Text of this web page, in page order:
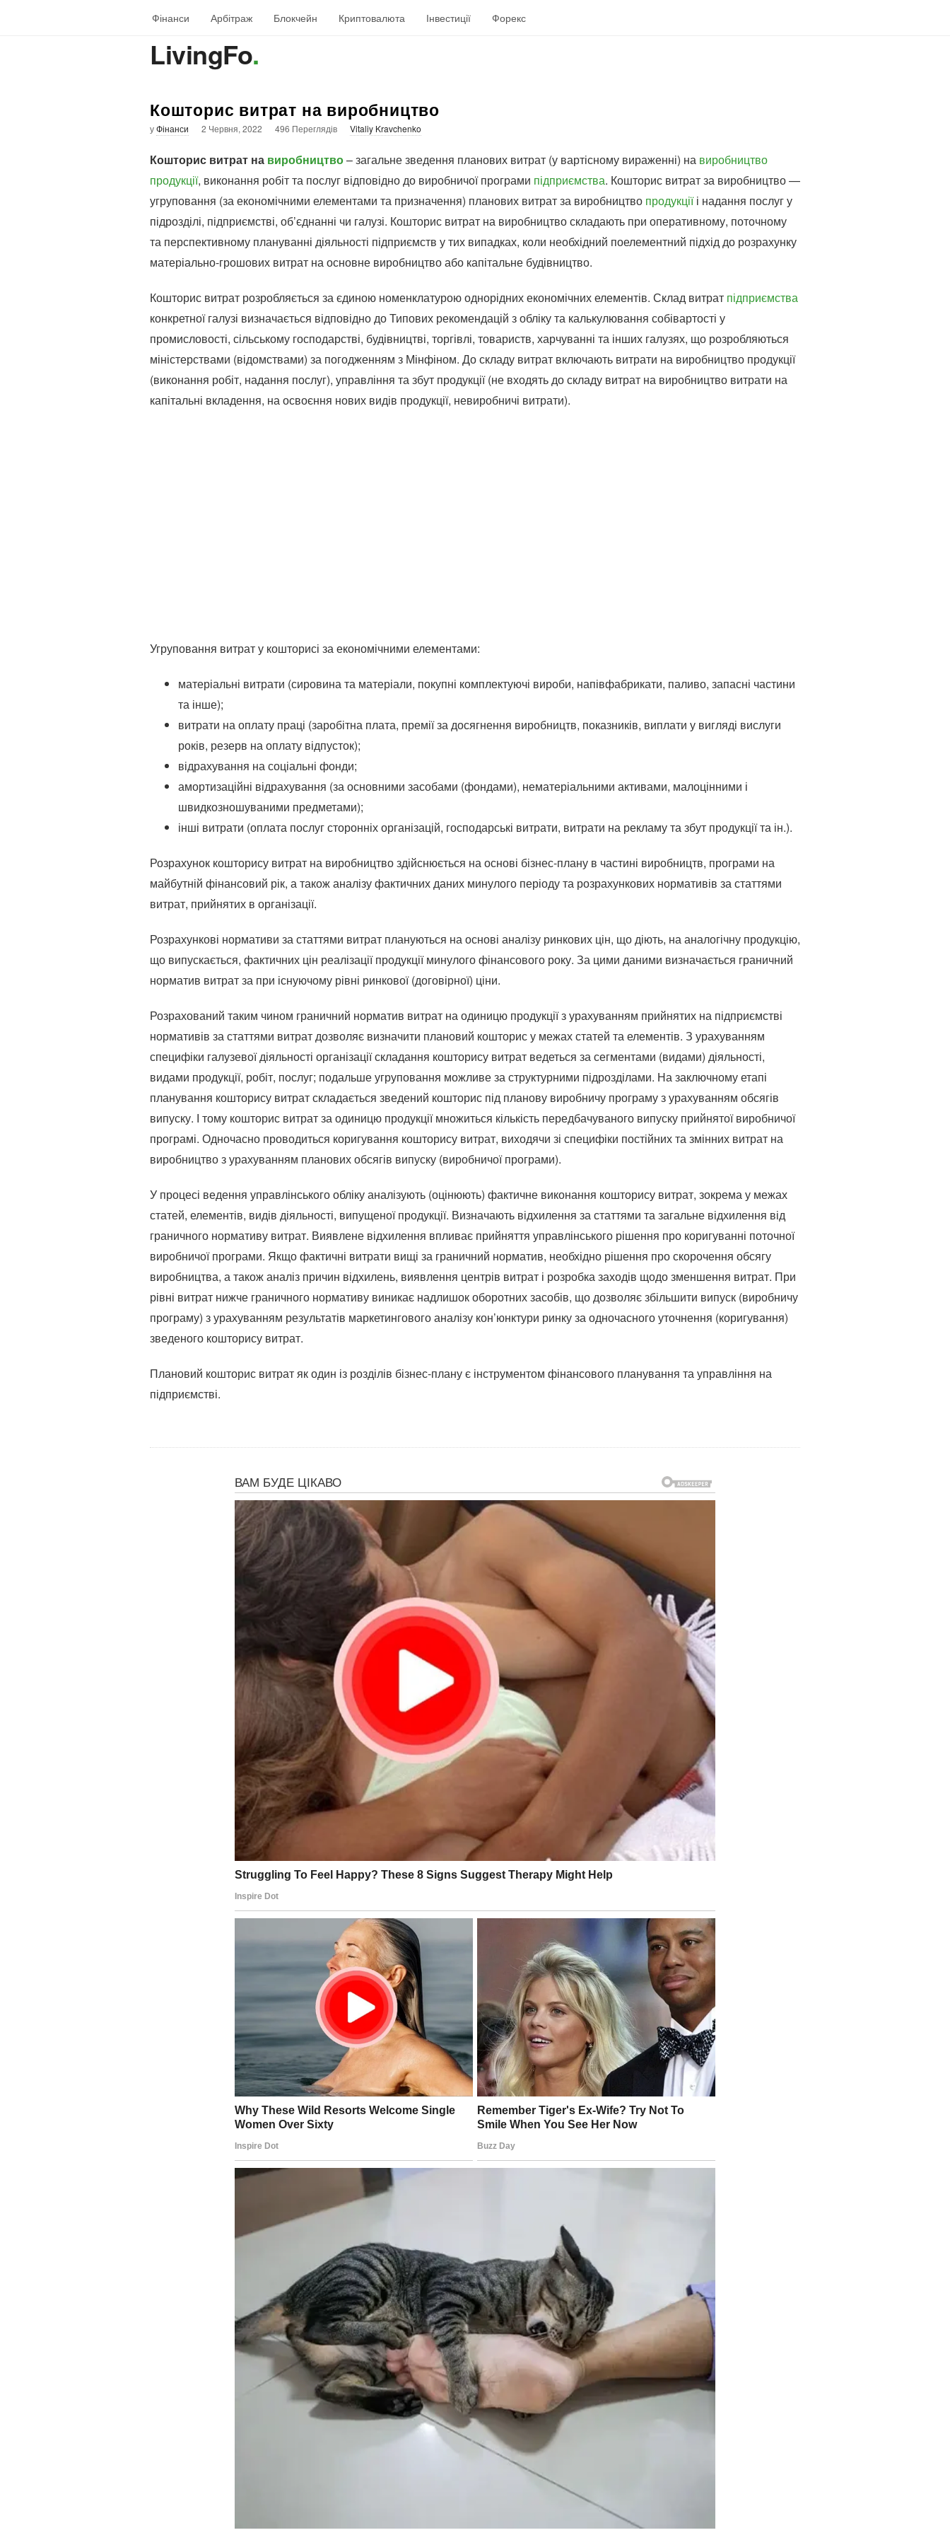
Фінанси Арбітраж Блокчейн Криптовалюта Інвестиції Форекс
LivingFo.
Кошторис витрат на виробництво
уФінанси 2 Червня, 2022 496 Переглядів Vitaliy Kravchenko
Кошторис витрат на виробництво– загальне зведення планових витрат (у вартісному вираженні) на виробництво
продукції, виконання робіт та послуг відповідно до виробничої програми підприємства. Кошторис витрат за виробництво —
угруповання (за економічними елементами та призначення) планових витрат за виробництво продукціїі надання послуг у
підрозділі, підприємстві, об’єднанні чи галузі. Кошторис витрат на виробництво складають при оперативному, поточному
та перспективному плануванні діяльності підприємств у тих випадках, коли необхідний поелементний підхід до розрахунку
матеріально-грошових витрат на основне виробництво або капітальне будівництво.
Кошторис витрат розробляється за єдиною номенклатурою однорідних економічних елементів. Склад витрат підприємства
конкретної галузі визначається відповідно до Типових рекомендацій з обліку та калькулювання собівартості у
промисловості, сільському господарстві, будівництві, торгівлі, товариств, харчуванні та інших галузях, що розробляються
міністерствами (відомствами) за погодженням з Мінфіном. До складу витрат включають витрати на виробництво продукції
(виконання робіт, надання послуг), управління та збут продукції (не входять до складу витрат на виробництво витрати на
капітальні вкладення, на освоєння нових видів продукції, невиробничі витрати).
Угруповання витрат у кошторисі за економічними елементами:
матеріальні витрати (сировина та матеріали, покупні комплектуючі вироби, напівфабрикати, паливо, запасні частини
та інше);
витрати на оплату праці (заробітна плата, премії за досягнення виробництв, показників, виплати у вигляді вислуги
років, резерв на оплату відпусток);
відрахування на соціальні фонди;
амортизаційні відрахування (за основними засобами (фондами), нематеріальними активами, малоцінними і
швидкозношуваними предметами);
інші витрати (оплата послуг сторонніх організацій, господарські витрати, витрати на рекламу та збут продукції та ін.).
Розрахунок кошторису витрат на виробництво здійснюється на основі бізнес-плану в частині виробництв, програми на
майбутній фінансовий рік, а також аналізу фактичних даних минулого періоду та розрахункових нормативів за статтями
витрат, прийнятих в організації.
Розрахункові нормативи за статтями витрат плануються на основі аналізу ринкових цін, що діють, на аналогічну продукцію,
що випускається, фактичних цін реалізації продукції минулого фінансового року. За цими даними визначається граничний
норматив витрат за при існуючому рівні ринкової (договірної) ціни.
Розрахований таким чином граничний норматив витрат на одиницю продукції з урахуванням прийнятих на підприємстві
нормативів за статтями витрат дозволяє визначити плановий кошторис у межах статей та елементів. З урахуванням
специфіки галузевої діяльності організації складання кошторису витрат ведеться за сегментами (видами) діяльності,
видами продукції, робіт, послуг; подальше угруповання можливе за структурними підрозділами. На заключному етапі
планування кошторису витрат складається зведений кошторис під планову виробничу програму з урахуванням обсягів
випуску. І тому кошторис витрат за одиницю продукції множиться кількість передбачуваного випуску прийнятої виробничої
програмі. Одночасно проводиться коригування кошторису витрат, виходячи зі специфіки постійних та змінних витрат на
виробництво з урахуванням планових обсягів випуску (виробничої програми).
У процесі ведення управлінського обліку аналізують (оцінюють) фактичне виконання кошторису витрат, зокрема у межах
статей, елементів, видів діяльності, випущеної продукції. Визначають відхилення за статтями та загальне відхилення від
граничного нормативу витрат. Виявлене відхилення впливає прийняття управлінського рішення про коригуванні поточної
виробничої програми. Якщо фактичні витрати вищі за граничний норматив, необхідно рішення про скорочення обсягу
виробництва, а також аналіз причин відхилень, виявлення центрів витрат і розробка заходів щодо зменшення витрат. При
рівні витрат нижче граничного нормативу виникає надлишок оборотних засобів, що дозволяє збільшити випуск (виробничу
програму) з урахуванням результатів маркетингового аналізу кон’юнктури ринку за одночасного уточнення (коригування)
зведеного кошторису витрат.
Плановий кошторис витрат як один із розділів бізнес-плану є інструментом фінансового планування та управління на
підприємстві.